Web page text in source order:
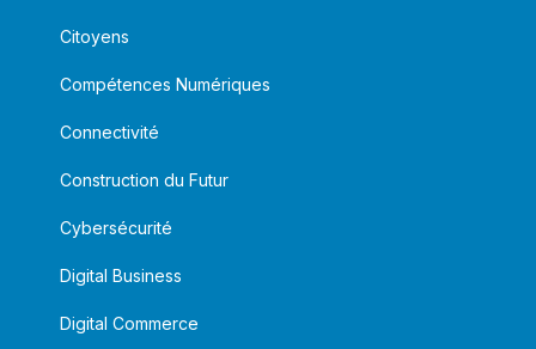
Citoyens
Compétences Numériques
Connectivité
Construction du Futur
Cybersécurité
Digital Business
Digital Commerce